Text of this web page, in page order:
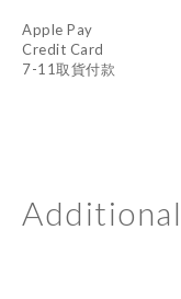
Apple Pay
Credit Card
7-11取貨付款